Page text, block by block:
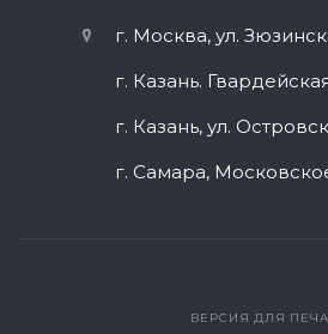
г. Москва, ул.
г. Казань.
г. Казань, ул.
г. Самара,
ВЕРСИЯ ДЛЯ